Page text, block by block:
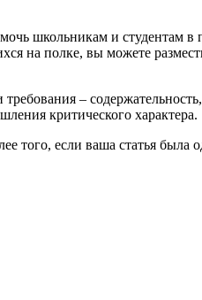
школьникам и студентам в
на полке, вы можете
–
критического характера.
если ваша статья была